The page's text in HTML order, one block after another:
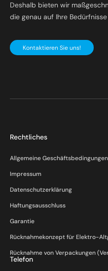
Deshalb bieten wir
die genau auf Ihre
Kontaktieren Sie uns!
Rechtliches
Allgemeine Geschäftsbedingungen
Impressum
Datenschutzerklärung
Haftungsausschluss
Garantie
Rücknahmekonzept für Elektro-
Rücknahme von Verpackungen
Telefon